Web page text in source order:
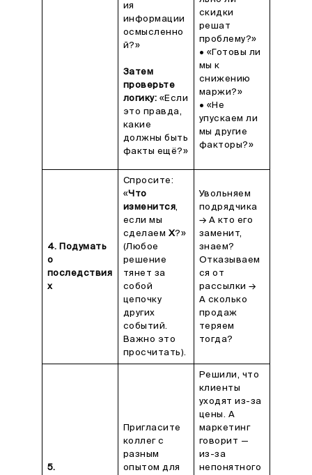
ия
информации
осмысленно
й?»
Затем
проверьте
логику: «Если
это правда,
какие
должны быть
факты ещё?»
скидки
решат
проблему?»
• «Готовы ли
мы к
снижению
маржи?»
• «Не
упускаем ли
мы другие
факторы?»
4. Подумать
о
последствия
х
Спросите:
«Что
изменится,
если мы
сделаем Х?»
(Любое
решение
тянет за
собой
цепочку
других
событий.
Важно это
просчитать).
Увольняем
подрядчика
→ А кто его
заменит,
знаем?
Отказываем
ся от
рассылки →
А сколько
продаж
теряем
тогда?
5.
Пригласите
коллег с
разным
опытом для
Решили, что
клиенты
уходят из-за
цены. А
маркетинг
говорит —
из-за
непонятного